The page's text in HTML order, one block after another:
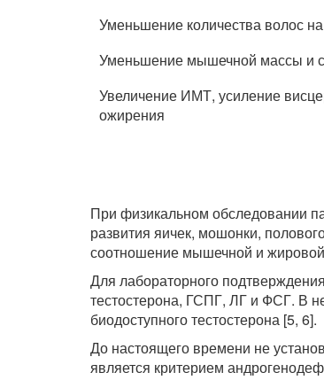
Уменьшение количества волос
Уменьшение мышечной массы и
Увеличение ИМТ, усиление
ожирения
При физикальном обследовании
развития яичек, мошонки,
соотношение мышечной и жировой
Для лабораторного
тестостерона, ГСПГ, ЛГ и ФСГ. В
биодоступного тестостерона [5, 6].
До настоящего времени не
является критерием